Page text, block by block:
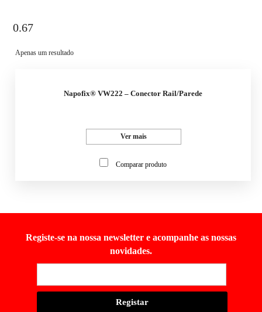
0.67
Apenas um resultado
Napofix® VW222 – Conector Rail/Parede
Ver mais
Comparar produto
Registe-se na nossa newsletter e acompanhe as nossas
novidades.